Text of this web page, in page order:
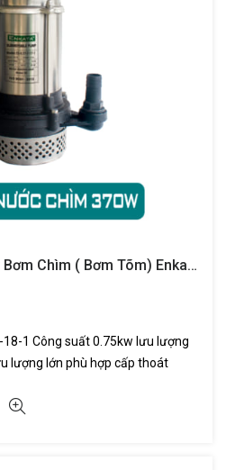
370W – Phi 34mm Máy Bơm Chìm ( Bơm Tõm) Enkata-ThiênLong HP
1 Công suất 0.75kw lưu lượng
lượng lớn phù hợp cấp thoát
xây dựng cấp nước sạch...